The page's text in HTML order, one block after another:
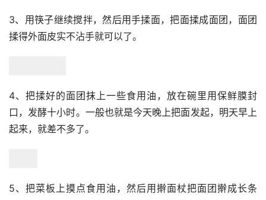
3、用筷子继续搅拌，然后用手揉面，把面揉成面团，面团
揉得外面皮实不沾手就可以了。
4、把揉好的面团抹上一些食用油，放在碗里用保鲜膜封
口，发酵十小时。一般也就是今天晚上把面发起，明天早上
起来，就差不多了。
5、把菜板上摸点食用油，然后用擀面杖把面团擀成长条